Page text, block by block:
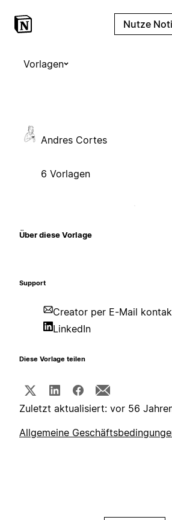
Nutze
Vorlagen
Andres Cortes
6 Vorlagen
Über diese Vorlage
Support
Creator per E-Mail
LinkedIn
Diese Vorlage teilen
Zuletzt aktualisiert: vor 56
Allgemeine